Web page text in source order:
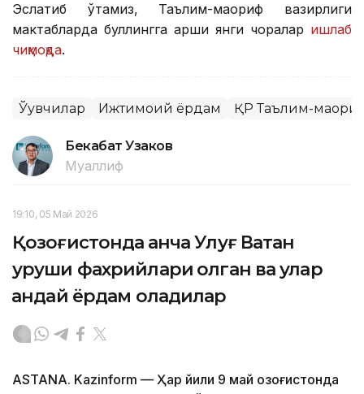
Эслатиб ўтамиз, Таълим-маориф вазирлиги
мактабларда буллингга қарши янги чоралар ишлаб
чиқмоқда.
Ўқувчилар Ижтимоий ёрдам ҚР Таълим-
Бекабат Узаков
Муаллиф
19:10, 05 Май 2026
Қозоғистонда қанча Улуғ Ватан
уруши фахрийлари қолган ва улар
қандай ёрдам оладилар
ASTANA. Kazinform — Ҳар йили 9 май Қозоғистонда